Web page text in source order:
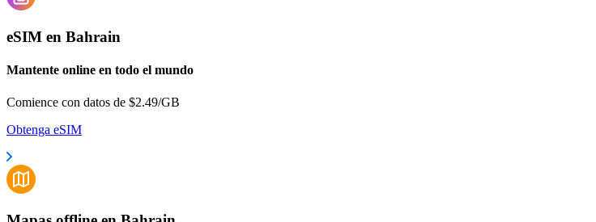
eSIM en Bahrain
Mantente online en todo el mundo
Comience con datos de $2.49/GB
Obtenga eSIM